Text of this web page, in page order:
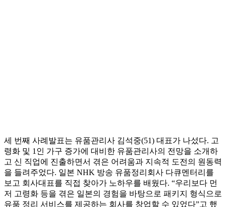
세 번째 사례발표는 유품관리사 김석중(51) 대표가 나섰다. 고
령화 및 1인 가구 증가에 대비한 유품관리사의 전망을 소개하
고 신 직업에 진출하면서 겪은 어려움과 지속적 도전의 원동력
을 들려주었다. 일본 NHK 방송 유품정리회사 다큐멘터리를
보고 회사대표를 직접 찾아가 노하우를 배웠다. “우리보다 먼
저 고령화 등을 겪은 일본의 경험을 바탕으로 패키지 형식으로
유품 정리 서비스를 제공하는 회사를 창업할 수 있었다”고 했